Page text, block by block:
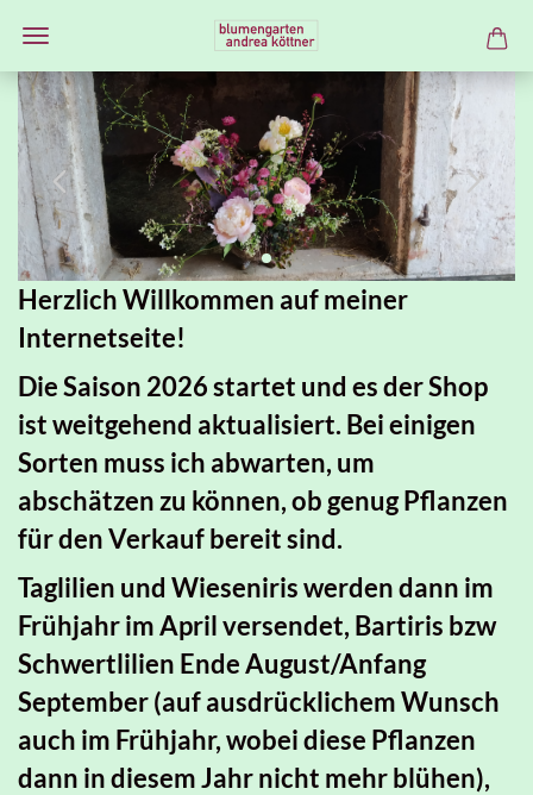
Previous
Herzlich Willkommen auf meiner
Internetseite!
Die Saison 2026 startet und es der Shop
ist weitgehend aktualisiert. Bei einigen
Sorten muss ich abwarten, um
abschätzen zu können, ob genug Pflanzen
für den Verkauf bereit sind.
Taglilien und Wieseniris werden dann im
Frühjahr im April versendet, Bartiris bzw
Schwertlilien Ende August/Anfang
September (auf ausdrücklichem Wunsch
auch im Frühjahr, wobei diese Pflanzen
dann in diesem Jahr nicht mehr blühen),